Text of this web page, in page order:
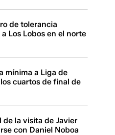
de tolerancia
Los Lobos en el norte
mínima a Liga de
cuartos de final de
de la visita de Javier
con Daniel Noboa